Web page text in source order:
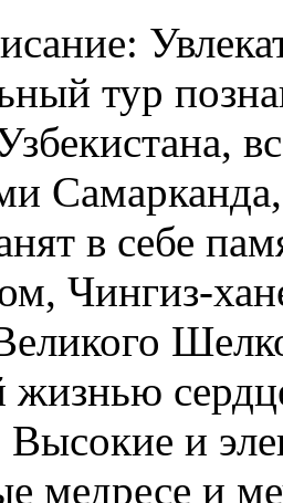
тур
в себе
Чингиз-
жизнью
Высокие и
медресе и